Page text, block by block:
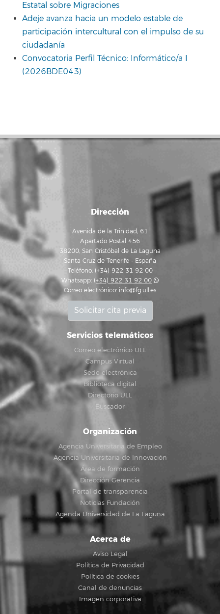
Estatal sobre Migraciones
Adeje avanza hacia un modelo estable de
participación intercultural con el impulso de su
ciudadanía
Convocatoria Perfil Técnico: Informático/a I
(2026BDE043)
Dirección
Avenida de la Trinidad, 61
Apartado Postal 456
38200, San Cristóbal de La Laguna
Santa Cruz de Tenerife - España
Teléfono: (+34) 922 31 92 00
Whatsapp: (+34) 922 31 92 00
Correo electrónico: info@fg.ull.es
Solicitar cita previa
Servicios telemáticos
Correo electrónico ULL
Campus Virtual
Sede electrónica
Biblioteca digital
Directorio ULL
Buscador
Organización
Agencia Universitaria de Empleo
Agencia Universitaria de Innovación
Área de formación
Dirección Gerencia
Portal de transparencia
Noticias Fundación
Agenda Universidad de La Laguna
Acerca de
Aviso Legal
Política de Privacidad
Política de cookies
Canal de denuncias
Imagen corporativa